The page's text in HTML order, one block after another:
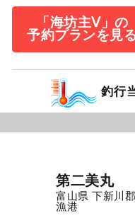
「海坊主Ⅴ」の
予約プランを見
釣行
第二美丸
富山県 下新川
漁港